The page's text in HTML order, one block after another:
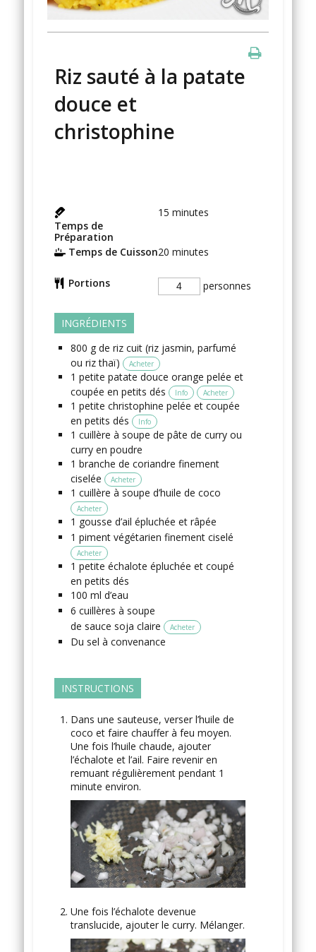
Riz sauté à la patate
douce et
christophine
Temps de
Préparation
15 minutes
Temps de Cuisson20 minutes
Portions personnes
INGRÉDIENTS
800 g de riz cuit (riz jasmin, parfumé
ou riz thaï)
Acheter
1 petite patate douce orange pelée et
coupée en petits dés
Info Acheter
1 petite christophine pelée et coupée
en petits dés
Info
1 cuillère à soupe de pâte de curry ou
curry en poudre
1 branche de coriandre finement
ciselée
Acheter
1 cuillère à soupe d’huile de coco
Acheter
1 gousse d’ail épluchée et râpée
1 piment végétarien finement ciselé
Acheter
1 petite échalote épluchée et coupé
en petits dés
100 ml d’eau
6 cuillères à soupe
de sauce soja claire
Acheter
Du sel à convenance
INSTRUCTIONS
Dans une sauteuse, verser l’huile de
coco et faire chauffer à feu moyen.
Une fois l’huile chaude, ajouter
l’échalote et l’ail. Faire revenir en
remuant régulièrement pendant 1
minute environ.
Une fois l’échalote devenue
translucide, ajouter le curry. Mélanger.